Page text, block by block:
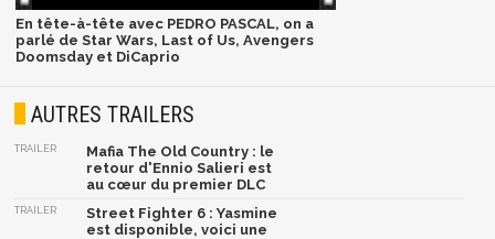
En tête-à-tête avec PEDRO PASCAL, on a
parlé de Star Wars, Last of Us, Avengers
Doomsday et DiCaprio
AUTRES TRAILERS
TRAILER
Mafia The Old Country : le
retour d'Ennio Salieri est
au cœur du premier DLC
TRAILER
Street Fighter 6 : Yasmine
est disponible, voici une